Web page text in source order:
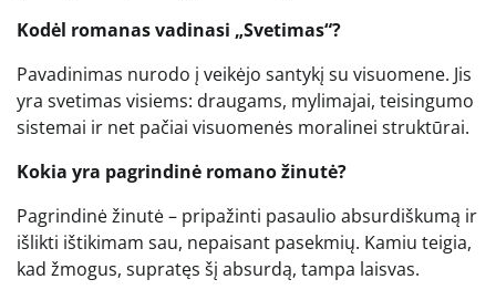
Kodėl romanas vadinasi „Svetimas“?
Pavadinimas nurodo į veikėjo santykį su visuomene. Jis
yra svetimas visiems: draugams, mylimajai, teisingumo
sistemai ir net pačiai visuomenės moralinei struktūrai.
Kokia yra pagrindinė romano žinutė?
Pagrindinė žinutė – pripažinti pasaulio absurdiškumą ir
išlikti ištikimam sau, nepaisant pasekmių. Kamiu teigia,
kad žmogus, supratęs šį absurdą, tampa laisvas.